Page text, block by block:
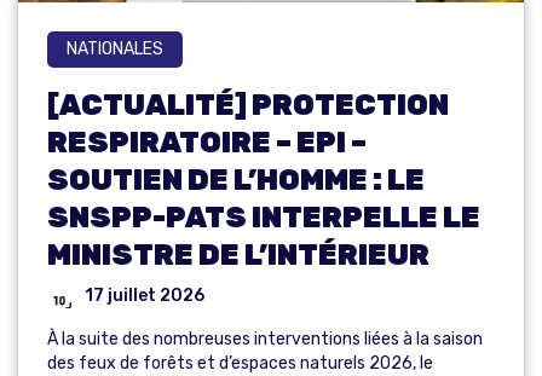
NATIONALES
[ACTUALITÉ] PROTECTION
RESPIRATOIRE – EPI –
SOUTIEN DE L’HOMME : LE
SNSPP-PATS INTERPELLE LE
MINISTRE DE L’INTÉRIEUR
17 juillet 2026
À la suite des nombreuses interventions liées à la saison
des feux de forêts et d’espaces naturels 2026, le